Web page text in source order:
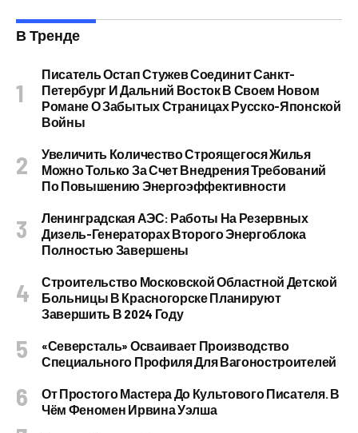
В Тренде
Писатель Остап Стужев Соединит Санкт-
Петербург И Дальний Восток В Своем Новом
Романе О Забытых Страницах Русско-Японской
Войны
Увеличить Количество Строящегося Жилья
Можно Только За Счет Внедрения Требований
По Повышению Энергоэффективности
Ленинградская АЭС: Работы На Резервных
Дизель-Генераторах Второго Энергоблока
Полностью Завершены
Строительство Московской Областной Детской
Больницы В Красногорске Планируют
Завершить В 2024 Году
«Северсталь» Осваивает Производство
Специального Профиля Для Вагоностроителей
От Простого Мастера До Культового Писателя. В
Чём Феномен Ирвина Уэлша